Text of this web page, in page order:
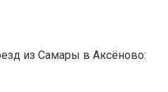
из Самары в Аксёново: